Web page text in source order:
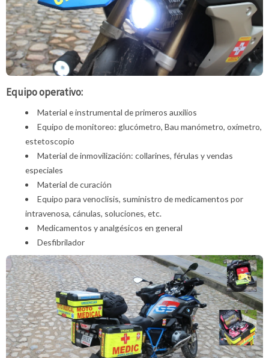
Equipo operativo:
Material e instrumental de primeros auxilios
Equipo de monitoreo: glucómetro, Bau manómetro, oxímetro,
estetoscopio
Material de inmovilización: collarines, férulas y vendas
especiales
Material de curación
Equipo para venoclisis, suministro de medicamentos por
intravenosa, cánulas, soluciones, etc.
Medicamentos y analgésicos en general
Desfibrilador